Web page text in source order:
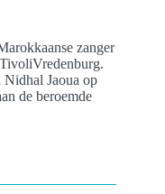
zanger
Jaoua op
de beroemde